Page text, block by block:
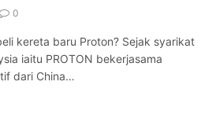
0
kereta baru Proton? Sejak syarikat
iaitu PROTON bekerjasama
dari China…